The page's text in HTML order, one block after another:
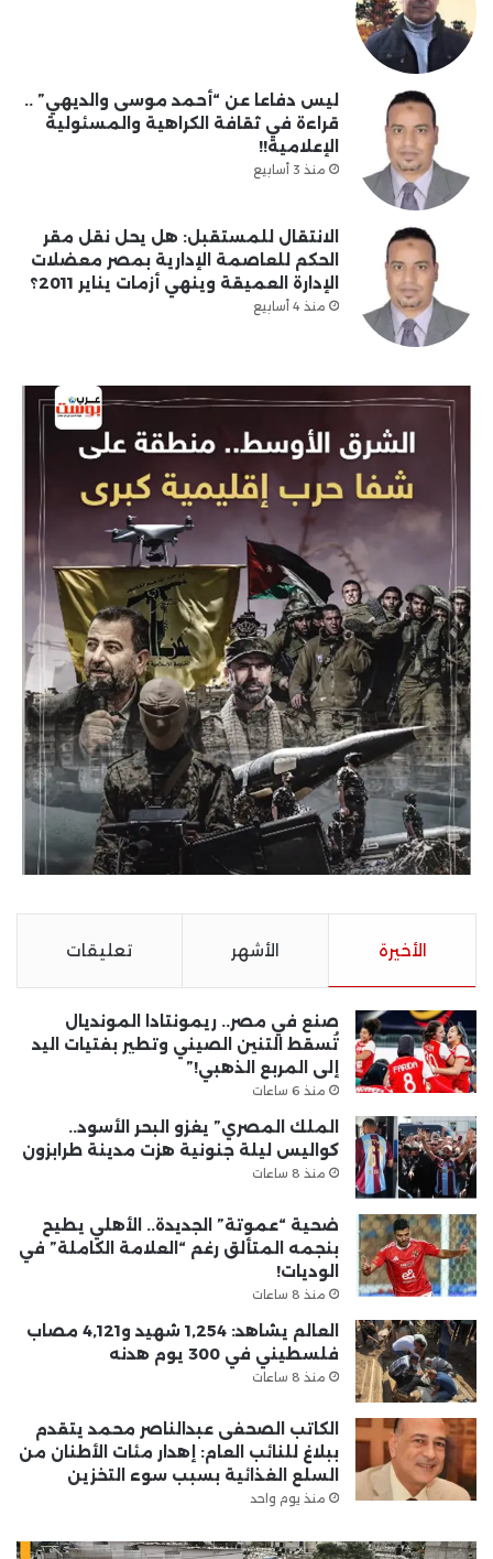
ليس دفاعا عن “أحمد موسى والديهي” ..
قراءة في ثقافة الكراهية والمسئولية
الإعلامية!!
منذ 3 أسابيع
الانتقال للمستقبل: هل يحل نقل مقر
الحكم للعاصمة الإدارية بمصر معضلات
الإدارة العميقة وينهي أزمات يناير 2011؟
منذ 4 أسابيع
الأخيرة الأشهر تعليقات
صنع في مصر.. ريمونتادا المونديال
تُسقط التنين الصيني وتطير بفتيات اليد
إلى المربع الذهبي!”
منذ 6 ساعات
الملك المصري” يغزو البحر الأسود..
كواليس ليلة جنونية هزت مدينة طرابزون
منذ 8 ساعات
ضحية “عموتة” الجديدة.. الأهلي يطيح
بنجمه المتألق رغم “العلامة الكاملة” في
الوديات!
منذ 8 ساعات
العالم يشاهد: 1,254 شهيد و4,121 مصاب
فلسطيني في 300 يوم هدنه
منذ 8 ساعات
الكاتب الصحفى عبدالناصر محمد يتقدم
ببلاغ للنائب العام: إهدار مئات الأطنان من
السلع الغذائية بسبب سوء التخزين
منذ يوم واحد